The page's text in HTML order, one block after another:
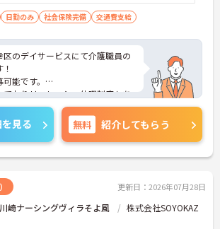
日勤のみ 社会保険完備 交通費支給
のデイサービスにて介護職員の
能です。
ておりリフレッシュ休暇制度もあ
です。
、面接対策ポイントなどさらに
すので、お気軽にご相談くださ
見る 無料 紹介してもらう
更新日：2026年07月28日
崎ナーシングヴィラそよ風
株式会社SOYOKAZ